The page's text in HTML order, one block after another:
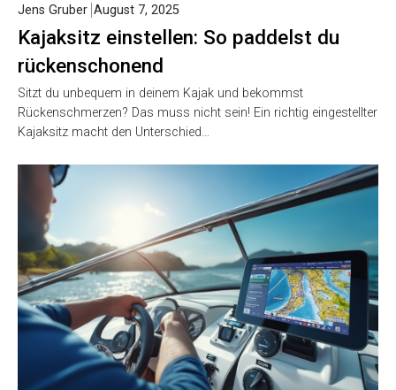
Kajaksitz einstellen: So paddelst du
rückenschonend
Jens Gruber August 7, 2025
Sitzt du unbequem in deinem Kajak und bekommst
Rückenschmerzen? Das muss nicht sein! Ein richtig eingestellter
Kajaksitz macht den Unterschied…